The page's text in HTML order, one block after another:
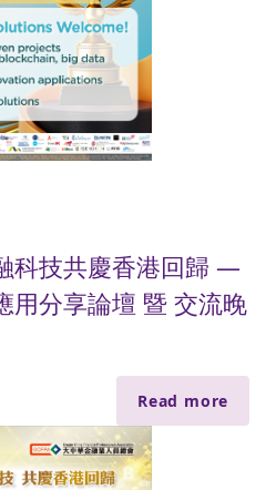
科技共慶香港回歸 —
用分享論壇 暨 交流晚
Read more